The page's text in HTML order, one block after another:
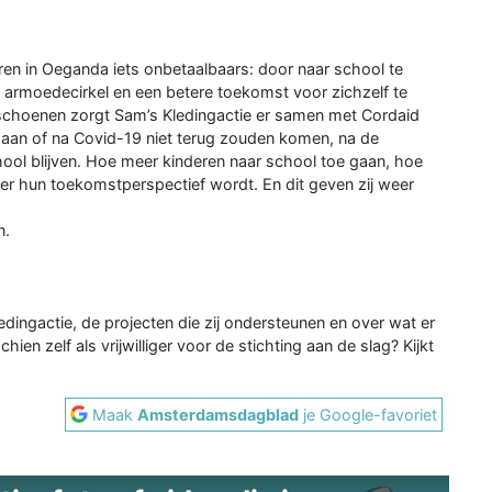
in Oeganda iets onbetaalbaars: door naar school te
en een betere toekomst voor zichzelf te
zorgt Sam’s Kledingactie er samen met Cordaid
of na Covid-19 niet terug zouden komen, na de
blijven. Hoe meer kinderen naar school toe gaan, hoe
hun toekomstperspectief wordt. En dit geven zij weer
de projecten die zij ondersteunen en over wat er
zelf als vrijwilliger voor de stichting aan de slag? Kijkt
MaakAmsterdamsdagblad je Google-favoriet